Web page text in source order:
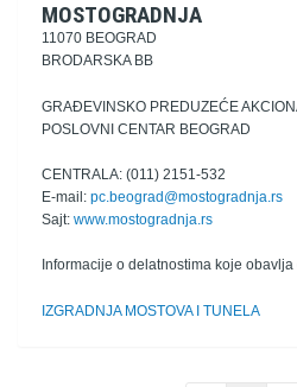
MOSTOGRADNJA
11070 BEOGRAD
BRODARSKA BB
GRAĐEVINSKO PREDUZEĆE
POSLOVNI CENTAR BEOGRAD
CENTRALA: (011) 2151-532
E-mail: pc.beograd@mostogradnja.rs
Sajt: www.mostogradnja.rs
Informacije o delatnostima koje obavlja
IZGRADNJA MOSTOVA I TUNELA